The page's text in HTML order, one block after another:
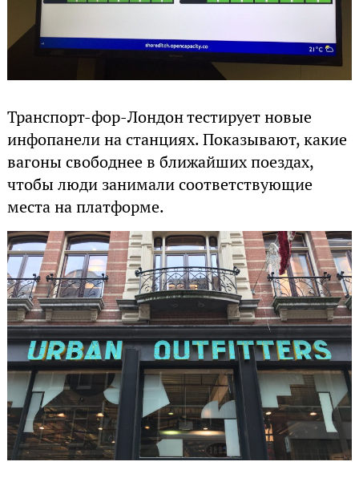
Транспорт-фор-Лондон тестирует новые
инфопанели на станциях. Показывают, какие
вагоны свободнее в ближайших поездах,
чтобы люди занимали соответствующие
места на платформе.